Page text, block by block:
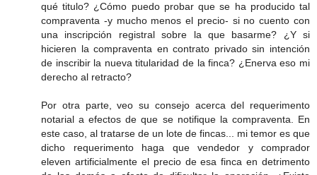
qué titulo? ¿Cómo puedo probar que se ha producido tal
compraventa -y mucho menos el precio- si no cuento con
una inscripción registral sobre la que basarme? ¿Y si
hicieren la compraventa en contrato privado sin intención
de inscribir la nueva titularidad de la finca? ¿Enerva eso mi
derecho al retracto?
Por otra parte, veo su consejo acerca del requerimento
notarial a efectos de que se notifique la compraventa. En
este caso, al tratarse de un lote de fincas... mi temor es que
dicho requerimento haga que vendedor y comprador
eleven artificialmente el precio de esa finca en detrimento